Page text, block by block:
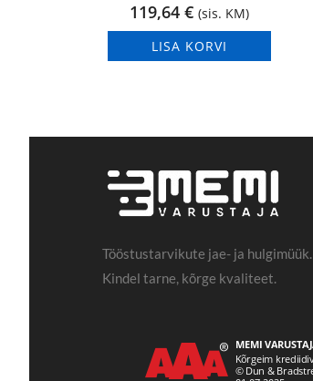
119,64 € (sis. KM)
LISA KORVI
Tööstustarvikute jae- ja hulgimüük.
Kindel tarne, kõrge kvaliteet.